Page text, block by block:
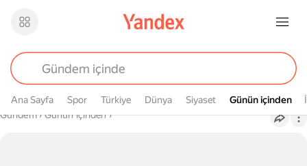
Ana Sayfa Spor Türkiye Dünya Siyaset Günün içinden
Günün içinden
Buradasın
Gündem› Günün içinden›